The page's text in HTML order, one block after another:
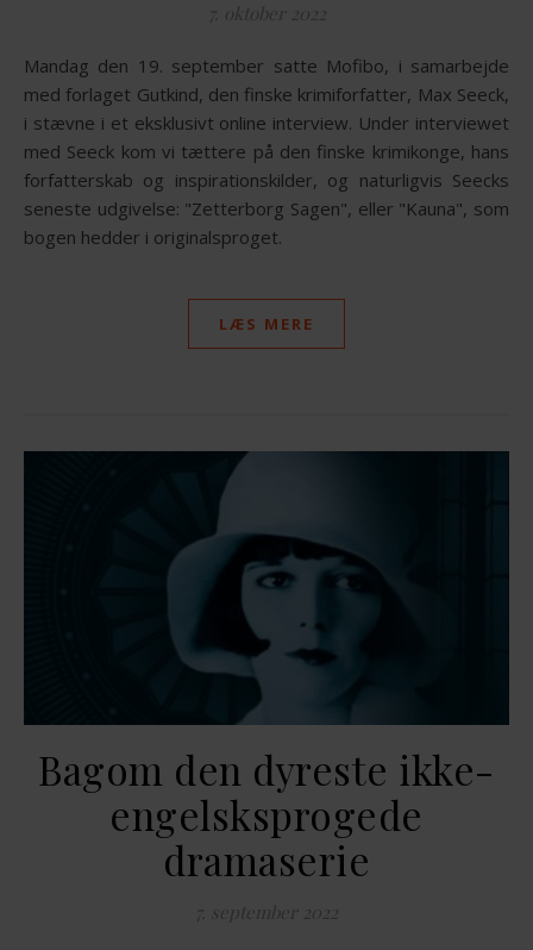
7. oktober 2022
Mandag den 19. september satte Mofibo, i samarbejde
med forlaget Gutkind, den finske krimiforfatter, Max Seeck,
i stævne i et eksklusivt online interview. Under interviewet
med Seeck kom vi tættere på den finske krimikonge, hans
forfatterskab og inspirationskilder, og naturligvis Seecks
seneste udgivelse: "Zetterborg Sagen", eller "Kauna", som
bogen hedder i originalsproget.
LÆS MERE
Bagom den dyreste ikke-
engelsksprogede
dramaserie
7. september 2022